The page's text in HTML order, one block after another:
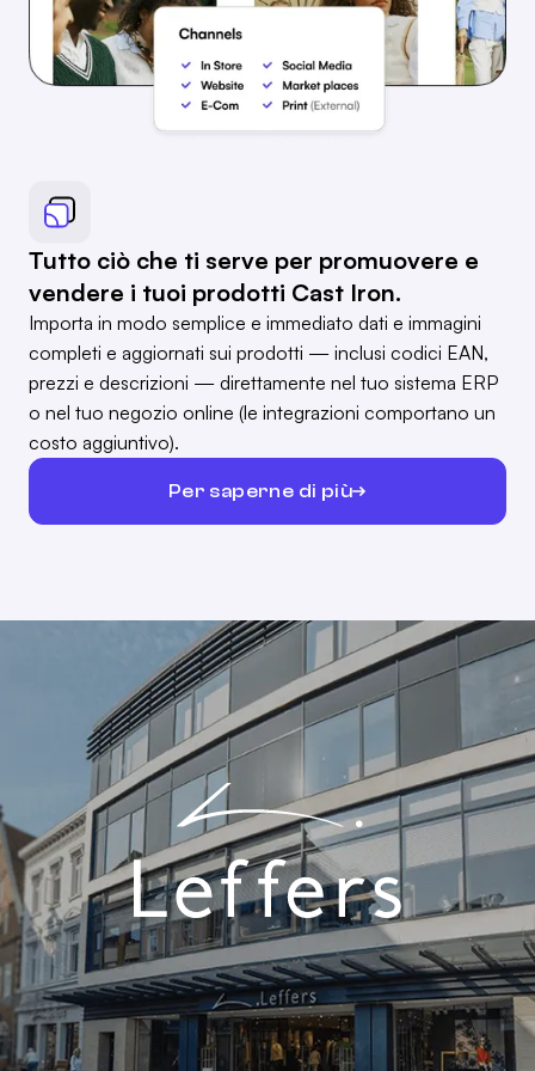
Tutto ciò che ti serve per promuovere e
vendere i tuoi prodotti Cast Iron.
Importa in modo semplice e immediato dati e immagini
completi e aggiornati sui prodotti — inclusi codici EAN,
prezzi e descrizioni — direttamente nel tuo sistema ERP
o nel tuo negozio online (le integrazioni comportano un
costo aggiuntivo).
Per saperne di più